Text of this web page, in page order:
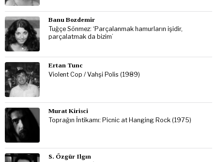
Banu Bozdemir
Tuğçe Sönmez: ‘Parçalanmak hamurların işidir,
parçalatmak da bizim’
Ertan Tunc
Violent Cop / Vahşi Polis (1989)
Murat Kirisci
Toprağın İntikamı: Picnic at Hanging Rock (1975)
S. Özgür Ilgın